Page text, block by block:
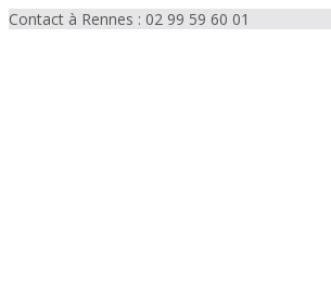
Contact à Rennes : 02 99 59 60 01